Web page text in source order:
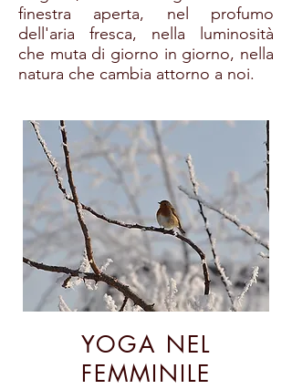
finestra aperta, nel profumo
dell'aria fresca, nella luminosità
che muta di giorno in giorno, nella
natura che cambia attorno a noi.
YOGA NEL
FEMMINILE